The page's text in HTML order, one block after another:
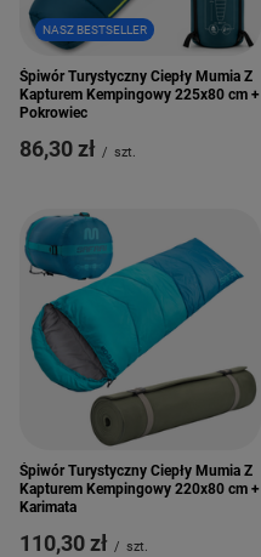
NASZ BESTSELLER
Śpiwór Turystyczny Ciepły Mumia Z
Kapturem Kempingowy 225x80 cm +
Pokrowiec
86,30 zł / szt.
Śpiwór Turystyczny Ciepły Mumia Z
Kapturem Kempingowy 220x80 cm +
Karimata
110,30 zł / szt.